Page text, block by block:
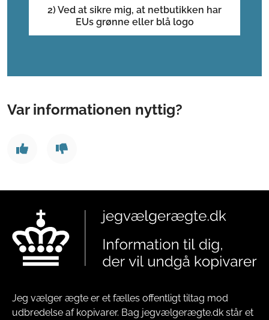
2) Ved at sikre mig, at netbutikken har
EUs grønne eller blå logo
Var informationen nyttig?
Jeg vælger ægte er et fælles offentligt tiltag mod
udbredelse af kopivarer. Bag jegvælgerægte.dk står et